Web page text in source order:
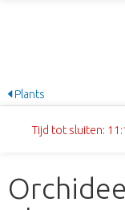
Plants
Tijd tot sluiten: